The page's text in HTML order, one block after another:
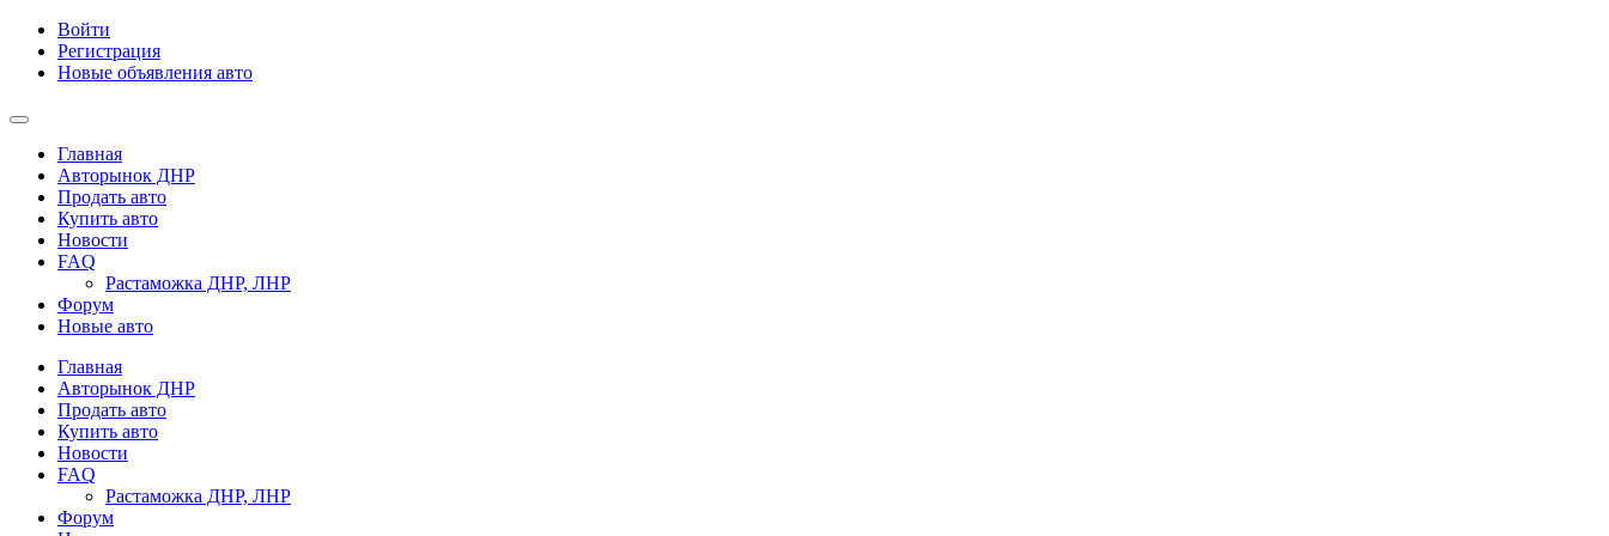
Войти
Регистрация
Новые объявления авто
Главная
Авторынок ДНР
Продать авто
Купить авто
Новости
FAQ
Растаможка ДНР, ЛНР
Форум
Новые авто
Главная
Авторынок ДНР
Продать авто
Купить авто
Новости
FAQ
Растаможка ДНР, ЛНР
Форум